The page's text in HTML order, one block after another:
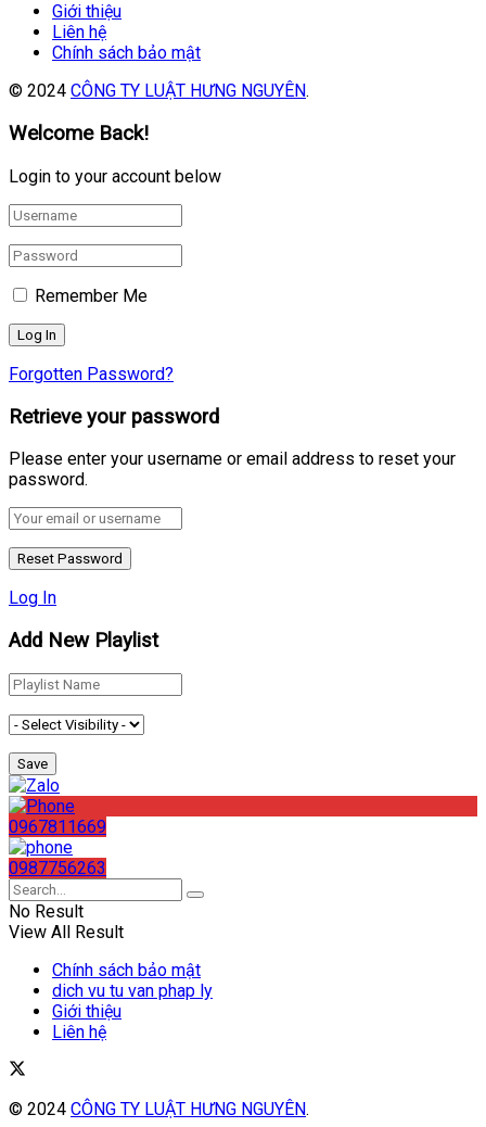
Giới thiệu
Liên hệ
Chính sách bảo mật
© 2024 CÔNG TY LUẬT HƯNG NGUYÊN.
Welcome Back!
Login to your account below
Remember Me
Forgotten Password?
Retrieve your password
Please enter your username or email address to reset your
password.
Log In
Add New Playlist
0967811669
0987756263
No Result
View All Result
Chính sách bảo mật
dich vu tu van phap ly
Giới thiệu
Liên hệ
© 2024 CÔNG TY LUẬT HƯNG NGUYÊN.